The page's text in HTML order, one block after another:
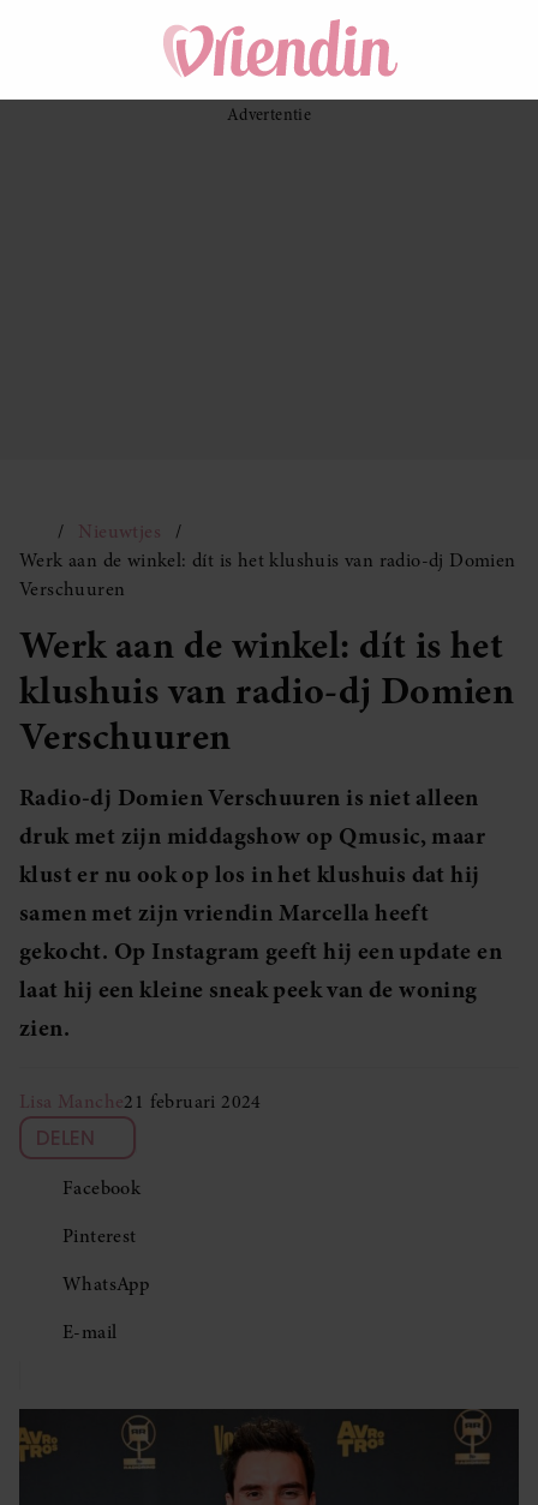
Nieuwtjes
Werk aan de winkel: dít is het klushuis van radio-dj Domien
Verschuuren
Werk aan de winkel: dít is het
klushuis van radio-dj Domien
Verschuuren
Radio-dj Domien Verschuuren is niet alleen
druk met zijn middagshow op Qmusic, maar
klust er nu ook op los in het klushuis dat hij
samen met zijn vriendin Marcella heeft
gekocht. Op Instagram geeft hij een update en
laat hij een kleine sneak peek van de woning
zien.
Lisa Manche21 februari 2024
DELEN
Facebook
Pinterest
WhatsApp
E-mail